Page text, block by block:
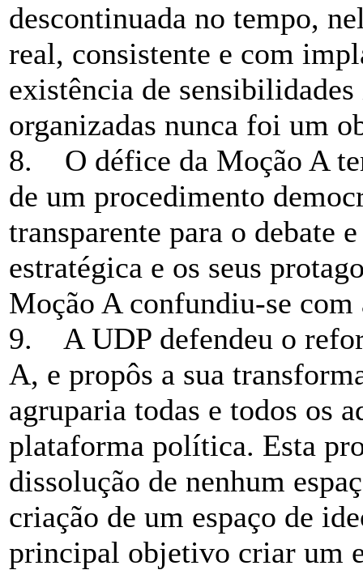
descontinuada no tempo,
real, consistente e com
existência de
organizadas nunca foi um
8. O défice da Moção A
de um procedimento
transparente para o debate
estratégica e os seus
Moção A confundiu-se
9. A UDP defendeu o
A, e propôs a sua
agruparia todas e todos os
plataforma política. Esta
dissolução de nenhum
criação de um espaço de
principal objetivo criar um